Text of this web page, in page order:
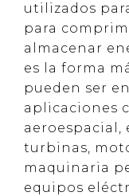
utilizados
para
almacenar
es la forma
pueden ser
aplicaciones
aeroespacial,
turbinas,
maquinaria
equipos